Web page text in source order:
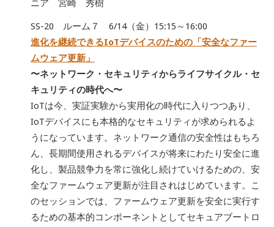
ニア 宮崎 秀樹
SS-20 ルーム７ 6/14（金）15:15～16:00
進化を継続できるIoTデバイスのための「安全なファー
ムウェア更新」
〜ネットワーク・セキュリティからライフサイクル・セ
キュリティの時代へ〜
IoTは今、実証実験から実用化の時代に入りつつあり、
IoTデバイスにも本格的なセキュリティが求められるよ
うになっています。ネットワーク通信の安全性はもちろ
ん、長期間使用されるデバイスが将来にわたり安全に進
化し、製品競争力を常に強化し続けていけるための、安
全なファームウェア更新が注目されはじめています。こ
のセッションでは、ファームウェア更新を安全に実行す
るための基本的コンポーネントとしてセキュアブートロ